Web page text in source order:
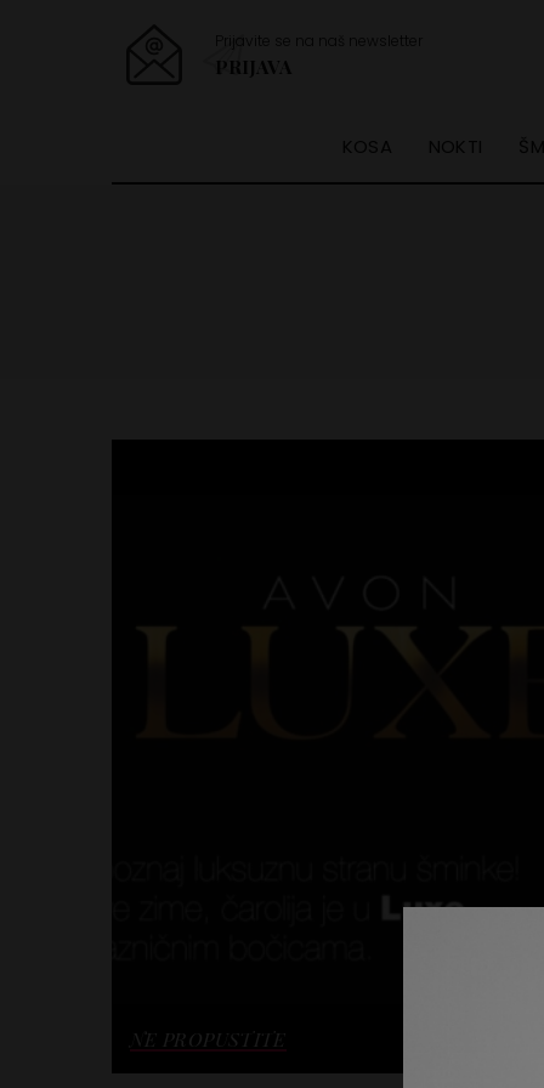
Prijavite se na naš newsletter
PRIJAVA
KOSA NOKTI
NE PROPUSTITE